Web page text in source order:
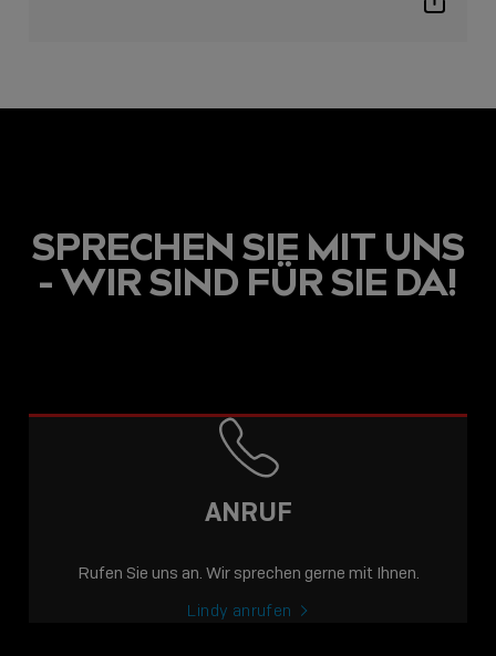
Show
SPRECHEN SIE MIT UNS
- WIR SIND FÜR SIE DA!
ANRUF
Rufen Sie uns an. Wir sprechen gerne mit Ihnen.
Lindy anrufen